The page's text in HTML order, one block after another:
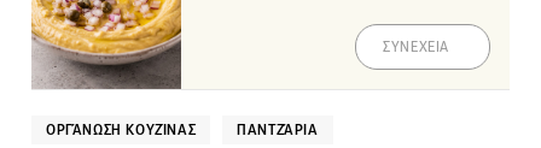
ΣΥΝΕΧΕΙΑ
ΟΡΓΆΝΩΣΗ ΚΟΥΖΊΝΑΣ ΠΑΝΤΖΆΡΙΑ